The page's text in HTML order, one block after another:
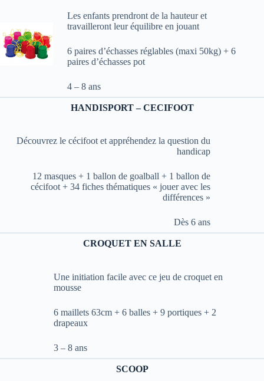
Les enfants prendront de la hauteur et
travailleront leur équilibre en jouant
6 paires d’échasses réglables (maxi 50kg) + 6
paires d’échasses pot
4 – 8 ans
HANDISPORT – CECIFOOT
Découvrez le cécifoot et appréhendez la question du
handicap
12 masques + 1 ballon de goalball + 1 ballon de
cécifoot + 34 fiches thématiques « jouer avec les
différences »
Dès 6 ans
CROQUET EN SALLE
Une initiation facile avec ce jeu de croquet en
mousse
6 maillets 63cm + 6 balles + 9 portiques + 2
drapeaux
3 – 8 ans
SCOOP